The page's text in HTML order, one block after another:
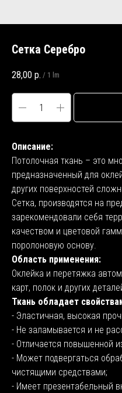
Сетка Серебро
28,00 р. / 1 lm
Описание:
Потолочная ткань – это
предназначенный для
других поверхностей
Сетка, производятся на
зарекомендовали себя
качеством и цветовой
поролоновую основу.
Область применения:
Оклейка и перетяжка
карт, полок и других
Ткань обладает
- Эластичная, высокая
- Не заламывается и не
- Отличается повышенной
- Может подвергаться
чистящими средствами;
- Имеет презентабельный